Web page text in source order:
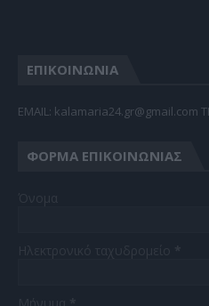
ΕΠΙΚΟΙΝΩΝΙΑ
EMAIL: kalamaria24.gr@gmail.com
ΦΌΡΜΑ ΕΠΙΚΟΙΝΩΝΊΑΣ